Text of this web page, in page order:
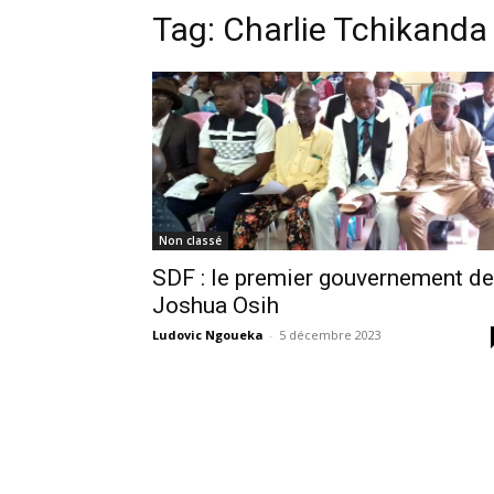
Tag: Charlie Tchikanda
Non classé
SDF : le premier gouvernement de
Joshua Osih
Ludovic Ngoueka - 5 décembre 2023